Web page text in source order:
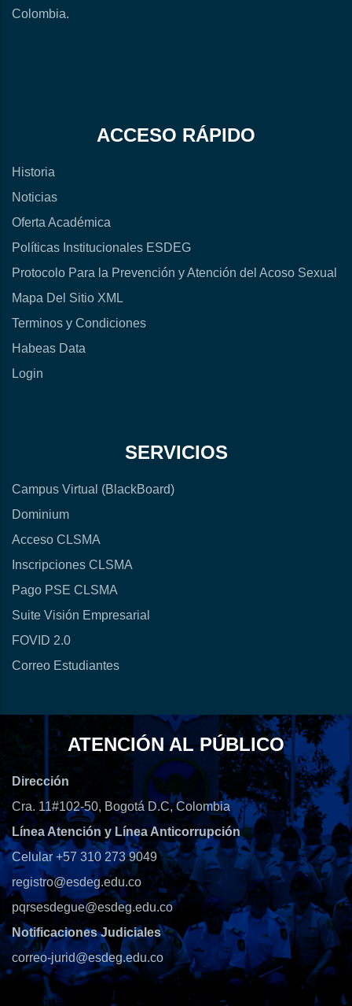
Colombia.
ACCESO RÁPIDO
Historia
Noticias
Oferta Académica
Políticas Institucionales ESDEG
Protocolo Para la Prevención y Atención del Acoso Sexual
Mapa Del Sitio XML
Terminos y Condiciones
Habeas Data
Login
SERVICIOS
Campus Virtual (BlackBoard)
Dominium
Acceso CLSMA
Inscripciones CLSMA
Pago PSE CLSMA
Suite Visión Empresarial
FOVID 2.0
Correo Estudiantes
ATENCIÓN AL PÚBLICO
Dirección
Cra. 11#102-50, Bogotá D.C, Colombia
Línea Atención y Línea Anticorrupción
Celular +57 310 273 9049
registro@esdeg.edu.co
pqrsesdegue@esdeg.edu.co
Notificaciones Judiciales
correo-jurid@esdeg.edu.co